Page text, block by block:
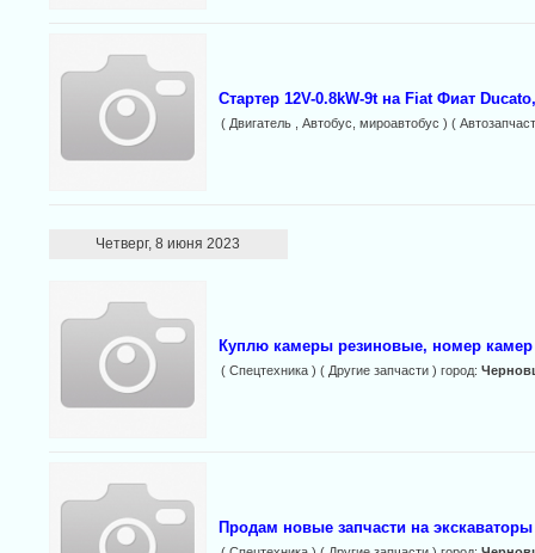
Стартер 12V-0.8kW-9t на Fiat Фиат
( Двигатель , Автобус, мироавтобус ) (
Четверг, 8 июня 2023
Куплю камеры резиновые, номер камер
( Спецтехника ) ( Другие запчасти ) город:
Продам новые запчасти на